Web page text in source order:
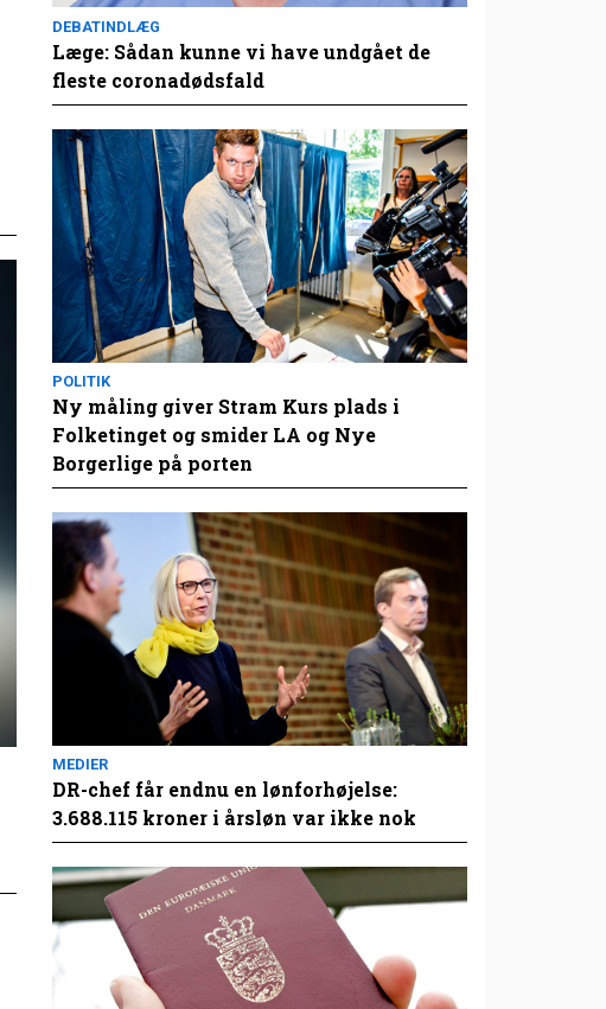
DEBATINDLÆG
Læge: Sådan kunne vi have undgået de
fleste coronadødsfald
POLITIK
Ny måling giver Stram Kurs plads i
Folketinget og smider LA og Nye
Borgerlige på porten
MEDIER
DR-chef får endnu en lønforhøjelse:
3.688.115 kroner i årsløn var ikke nok